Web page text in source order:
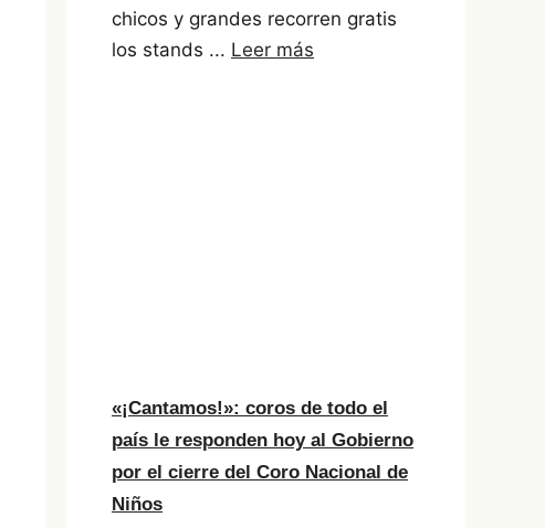
chicos y grandes recorren gratis
los stands ... Leer más
«¡Cantamos!»: coros de todo el
país le responden hoy al Gobierno
por el cierre del Coro Nacional de
Niños